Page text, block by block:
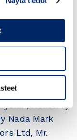
Honorary
Nada Mark
Ltd, Mr.